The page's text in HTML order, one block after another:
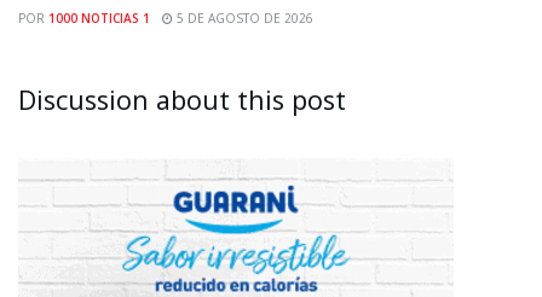
POR 1000 NOTICIAS 1 5 DE AGOSTO DE 2026
Discussion about this post